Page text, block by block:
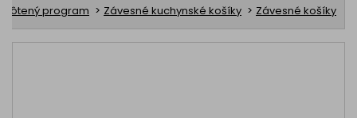
Drôtený program Závesné kuchynské košíky Závesné košíky